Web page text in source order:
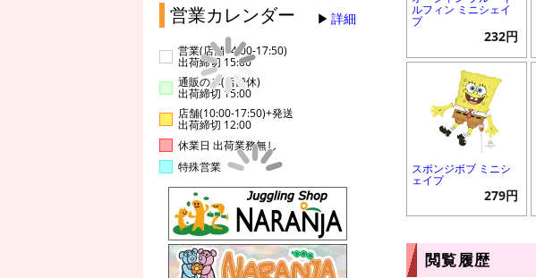
営業カレンダー 詳細
営業(店舗14:00-17:50)
出荷締切 15:00
通販のみ(店舗休)
出荷締切 15:00
店舗(10:00-17:50)+発送
出荷締切 12:00
休業日 出荷業務無し
特殊営業
ルフィン ミニシェイ
プ
232円
スポンジボブ ミニシ
ェイプ
279円
閲覧履歴